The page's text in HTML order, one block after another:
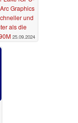
Graphics
und
als die
25.09.2024